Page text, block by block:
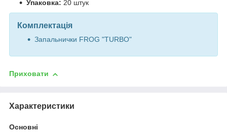
Упаковка: 20 штук
Комплектація
Запальнички FROG "TURBO"
Приховати
Характеристики
Основні